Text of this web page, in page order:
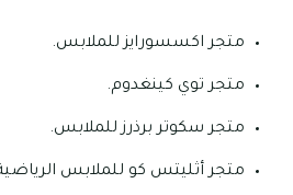
متجر اكسسورايز للملابس.
متجر توي كينغدوم.
متجر سكوتر برذرز للملابس.
متجر أثليتس كو للملابس